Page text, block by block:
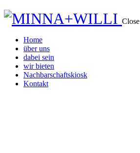
Close
Home
über uns
dabei sein
wir bieten
Nachbarschaftskiosk
Kontakt